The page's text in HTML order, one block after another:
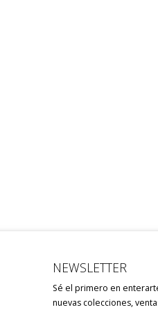
NEWSLETTER
Sé el primero en
nuevas colecciones,